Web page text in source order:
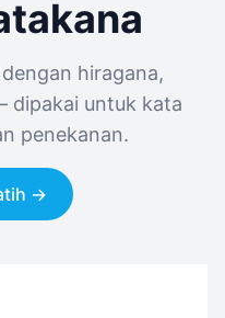
hiragana,
dipakai untuk kata
penekanan.
→